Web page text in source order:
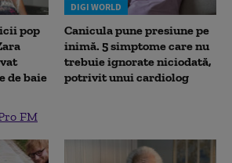
pop
de baie
FM
DIGI WORLD
Canicula pune presiune pe
inimă. 5 simptome care nu
trebuie ignorate niciodată,
potrivit unui cardiolog